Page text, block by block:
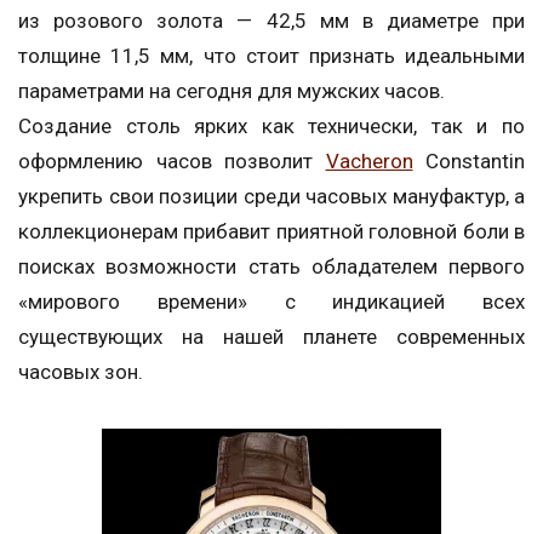
из розового золота — 42,5 мм в диаметре при
толщине 11,5 мм, что стоит признать идеальными
параметрами на сегодня для мужских часов.
Создание столь ярких как технически, так и по
оформлению часов позволит Vacheron Constantin
укрепить свои позиции среди часовых мануфактур, а
коллекционерам прибавит приятной головной боли в
поисках возможности стать обладателем первого
«мирового времени» с индикацией всех
существующих на нашей планете современных
часовых зон.